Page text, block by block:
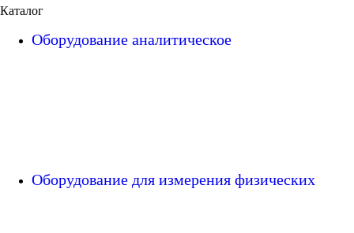
Каталог
Оборудование аналитическое
Оборудование для измерения физических